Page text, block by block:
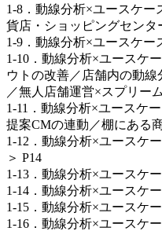
1-8．動線分析×ユースケー
貨店・ショッピングセンタ
1-9．動線分析×ユースケ
1-10．動線分析×ユースケ
ウトの改善／店舗内の動
／無人店舗運営×スプリー
1-11．動線分析×ユースケ
提案CMの連動／棚にある
1-12．動線分析×ユースケ
＞ P14
1-13．動線分析×ユースケ
1-14．動線分析×ユースケ
1-15．動線分析×ユースケ
1-16．動線分析×ユースケ